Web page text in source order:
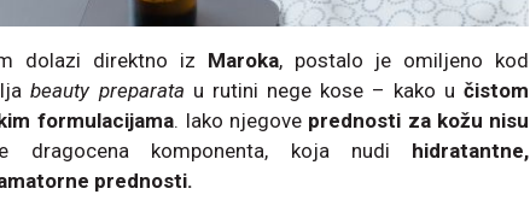
dolazi direktno iz Maroka, postalo je omiljeno kod
beauty preparata u rutini nege kose – kako učistom
formulacijama. Iako njegove prednosti za kožu nisu
komponenta, koja nudi hidratantne,
prednosti.